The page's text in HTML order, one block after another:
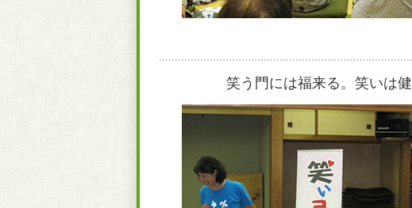
笑う門には福来る。笑いは